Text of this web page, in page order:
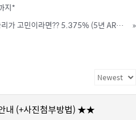
지*
[인트라시티 부동산] 오스틴 집 구하기, 금리가 고민이라면?? 5.375% (5년 ARM) - 인트라시티가 제안하는 스마트한 선택
»
내 (+사진첨부방법) ★★